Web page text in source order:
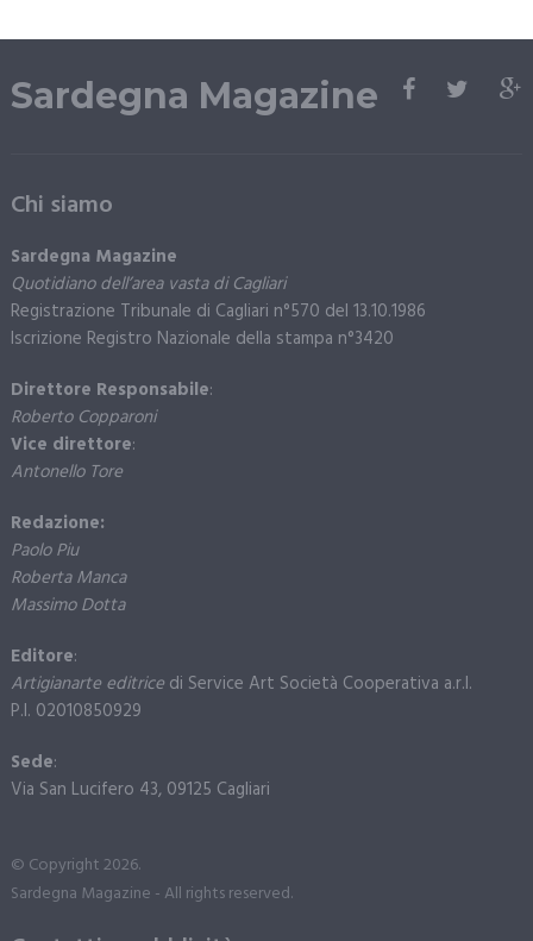
Sardegna Magazine
Chi siamo
Sardegna Magazine
Quotidiano dell’area vasta di Cagliari
Registrazione Tribunale di Cagliari n°570 del 13.10.1986
Iscrizione Registro Nazionale della stampa n°3420
Direttore Responsabile:
Roberto Copparoni
Vice direttore:
Antonello Tore
Redazione:
Paolo Piu
Roberta Manca
Massimo Dotta
Editore:
Artigianarte editricedi Service Art Società Cooperativa a.r.l.
P.I. 02010850929
Sede:
Via San Lucifero 43, 09125 Cagliari
© Copyright 2026.
Sardegna Magazine - All rights reserved.